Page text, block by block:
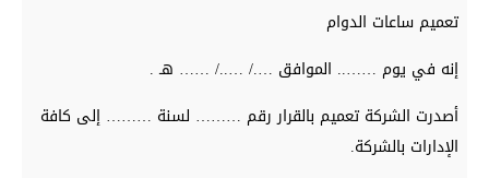
تعميم ساعات الدوام
إنه في يوم …….. الموافق …./ …../ …… هـ .
أصدرت الشركة تعميم بالقرار رقم ……… لسنة ……… إلى كافة
الإدارات بالشركة.